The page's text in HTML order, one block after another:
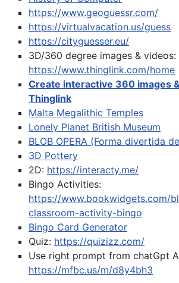
https://www.geoguessr.com/
https://virtualvacation.us/guess
https://cityguesser.eu/
3D/360 degree images & videos:
https://www.thinglink.com/home
Create interactive 360 images
Thinglink
Malta Megalithic Temples
Lonely Planet British Museum
BLOB OPERA (Forma divertida
3D Pottery
2D: https://interacty.me/
Bingo Activities:
https://www.bookwidgets.com/
classroom-activity-bingo
Bingo Card Generator
Quiz: https://quizizz.com/
Use right prompt from chatGpt
https://mfbc.us/m/d8y4bh3